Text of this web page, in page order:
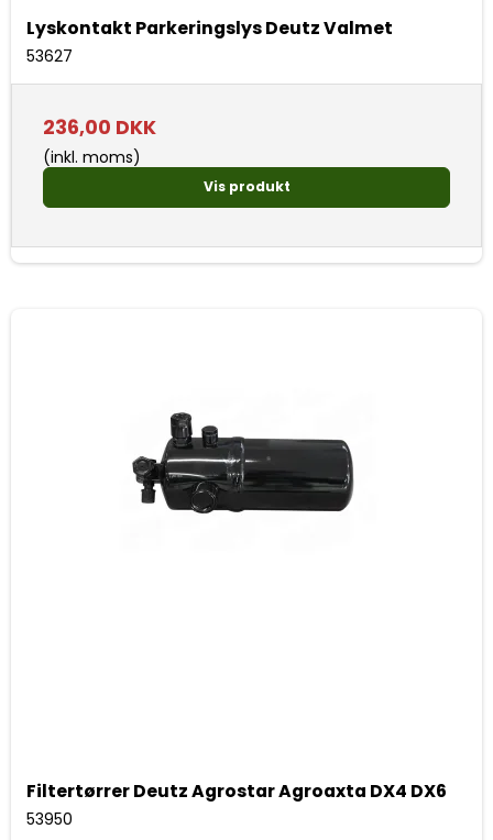
Lyskontakt Parkeringslys Deutz Valmet
53627
236,00 DKK
(inkl. moms)
Vis produkt
Filtertørrer Deutz Agrostar Agroaxta DX4 DX6
53950